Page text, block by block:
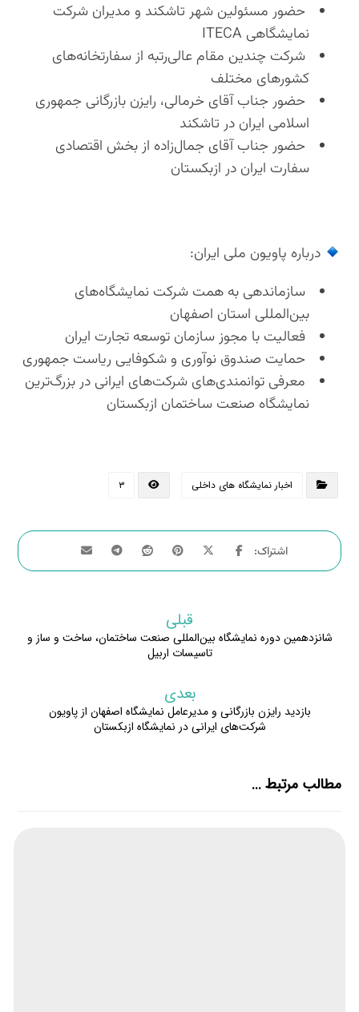
حضور مسئولین شهر تاشکند و مدیران شرکت
نمایشگاهی ITECA
شرکت چندین مقام عالی‌رتبه از سفارتخانه‌های
کشورهای مختلف
حضور جناب آقای خرمالی، رایزن بازرگانی جمهوری
اسلامی ایران در تاشکند
حضور جناب آقای جمال‌زاده از بخش اقتصادی
سفارت ایران در ازبکستان
درباره پاویون ملی ایران:
سازماندهی به همت شرکت نمایشگاه‌های
بین‌المللی استان اصفهان
فعالیت با مجوز سازمان توسعه تجارت ایران
حمایت صندوق نوآوری و شکوفایی ریاست جمهوری
معرفی توانمندی‌های شرکت‌های ایرانی در بزرگ‌ترین
نمایشگاه صنعت ساختمان ازبکستان
اخبار نمایشگاه های داخلی ۳
قبلی
شانزدهمین دوره نمایشگاه بین‌المللی صنعت ساختمان، ساخت و ساز و
تاسیسات اربیل
بعدی
بازدید رایزن بازرگانی و مدیرعامل نمایشگاه اصفهان از پاویون
شرکت‌های ایرانی در نمایشگاه ازبکستان
مطالب مرتبط ...